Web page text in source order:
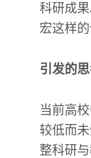
科研成
宏这样
引发的
当前高
较低而
整科研